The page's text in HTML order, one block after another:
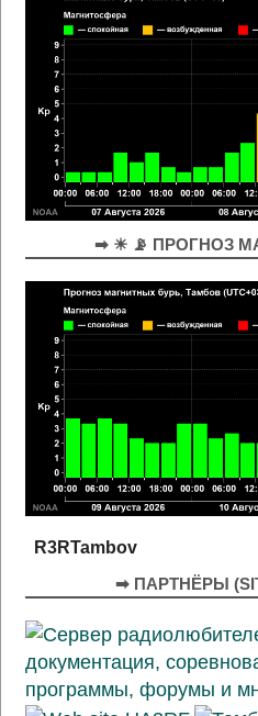
➡ ☀ 📡 ПРОГНОЗ
R3RTambov
➡ ПАРТНЁРЫ